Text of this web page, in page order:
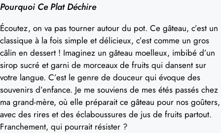
Pourquoi Ce Plat Déchire
Écoutez, on va pas tourner autour du pot. Ce gâteau, c’est un
classique à la fois simple et délicieux, c’est comme un gros
câlin en dessert ! Imaginez un gâteau moelleux, imbibé d’un
sirop sucré et garni de morceaux de fruits qui dansent sur
votre langue. C’est le genre de douceur qui évoque des
souvenirs d’enfance. Je me souviens de mes étés passés chez
ma grand-mère, où elle préparait ce gâteau pour nos goûters,
avec des rires et des éclaboussures de jus de fruits partout.
Franchement, qui pourrait résister ?